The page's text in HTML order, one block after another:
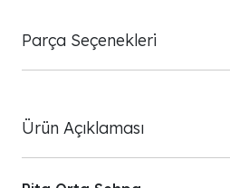
Parça Seçenekleri
Ürün Açıklaması